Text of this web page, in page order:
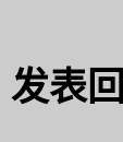
发表